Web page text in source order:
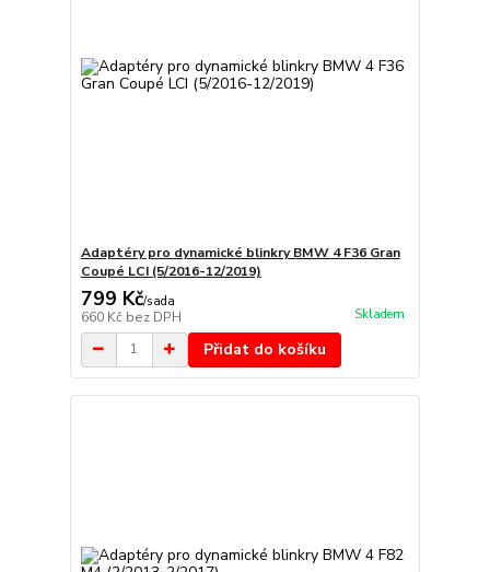
Adaptéry pro dynamické blinkry BMW 4 F36 Gran
Coupé LCI (5/2016-12/2019)
799 Kč/sada
660 Kč bez DPH Skladem
Přidat do košíku